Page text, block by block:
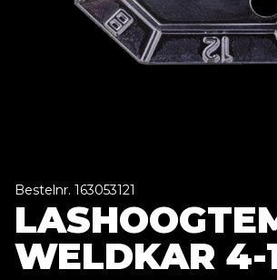
Bestelnr. 163053121
WELDKAR 4-